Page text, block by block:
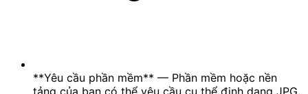
**Yêu cầu phần mềm** — Phần mềm hoặc nền
tảng của bạn có thể yêu cầu cụ thể định dạng JPG.